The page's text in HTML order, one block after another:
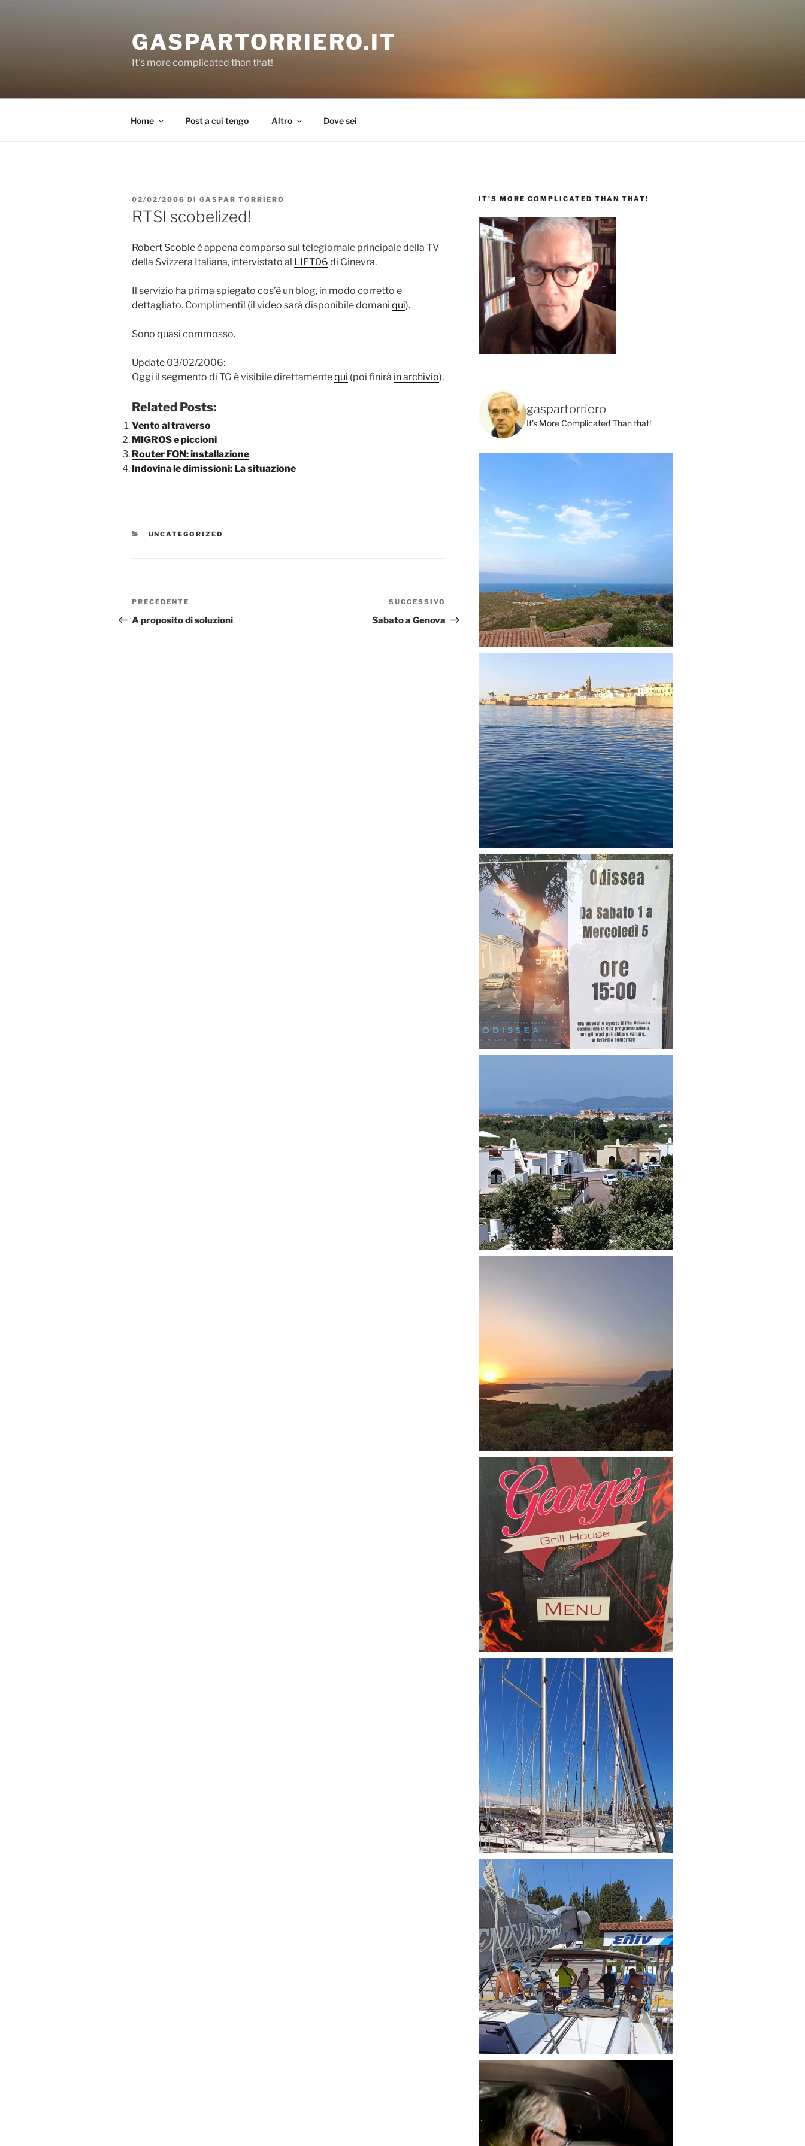
GASPARTORRIERO.IT
It's more complicated than that!
Home Post a cui tengo Altro Dove sei
PUBBLICATO
IL
02/02/2006 DI GASPAR TORRIERO
RTSI scobelized!
Robert Scobleè appena comparso sul telegiornale principale della TV
della Svizzera Italiana, intervistato al LIFT06 di Ginevra.
Il servizio ha prima spiegato cos’è un blog, in modo corretto e
dettagliato. Complimenti! (il video sarà disponibile domani qui).
Sono quasi commosso.
Update 03/02/2006:
Oggi il segmento di TG è visibile direttamentequi (poi finirà in archivio).
Related Posts:
Vento al traverso
MIGROS e piccioni
Router FON: installazione
Indovina le dimissioni: La situazione
CATEGORIE
UNCATEGORIZED
Navigazione
articoli
Articolo
precedente:
PRECEDENTE
A proposito di soluzioni
Articolo
successivo
SUCCESSIVO
Sabato a Genova
IT’S MORE COMPLICATED THAN THAT!
gaspartorriero
It's More Complicated Than that!